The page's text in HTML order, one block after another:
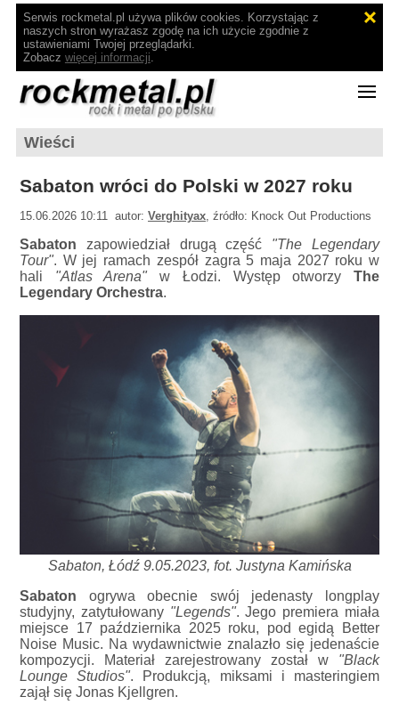
Serwis rockmetal.pl używa plików cookies. Korzystając z
naszych stron wyrażasz zgodę na ich użycie zgodnie z
ustawieniami Twojej przeglądarki.
Zobacz więcej informacji.
Wieści
Sabaton wróci do Polski w 2027 roku
15.06.2026 10:11 autor:Verghityax, źródło: Knock Out Productions
Sabaton zapowiedział drugą część "The Legendary
Tour". W jej ramach zespół zagra 5 maja 2027 roku w
hali "Atlas Arena"w Łodzi. Występ otworzy The
Legendary Orchestra.
Sabaton, Łódź 9.05.2023, fot. Justyna Kamińska
Sabaton ogrywa obecnie swój jedenasty longplay
studyjny, zatytułowany "Legends". Jego premiera miała
miejsce 17 października 2025 roku, pod egidą Better
Noise Music. Na wydawnictwie znalazło się jedenaście
kompozycji. Materiał zarejestrowany został w "Black
Lounge Studios". Produkcją, miksami i masteringiem
zajął się Jonas Kjellgren.